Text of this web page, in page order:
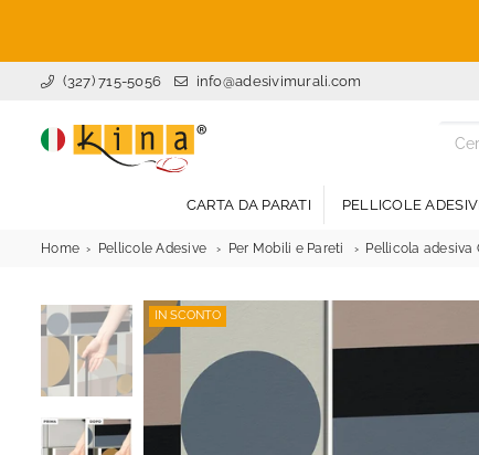
(327) 715-5056 info@adesivimurali.com
CARTA DA PARATI PELLICOLE
Home Pellicole Adesive Per Mobili e Pareti Pellicola adesiva
IN SCONTO